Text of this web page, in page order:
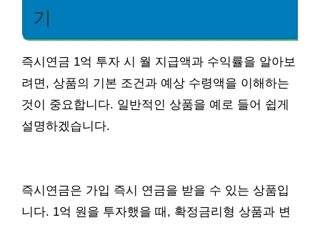
기
즉시연금 1억 투자 시 월 지급액과 수익률을 알아보
려면, 상품의 기본 조건과 예상 수령액을 이해하는
것이 중요합니다. 일반적인 상품을 예로 들어 쉽게
설명하겠습니다.
즉시연금은 가입 즉시 연금을 받을 수 있는 상품입
니다. 1억 원을 투자했을 때, 확정금리형 상품과 변